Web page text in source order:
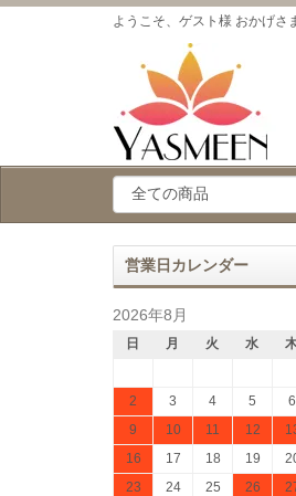
ようこそ、ゲスト様 おかげ
営業日カレンダー
2026年8月
日 月 火 水
2
3 4 5 6
9
10 11 12
16
17 18 19
23
24 25 26